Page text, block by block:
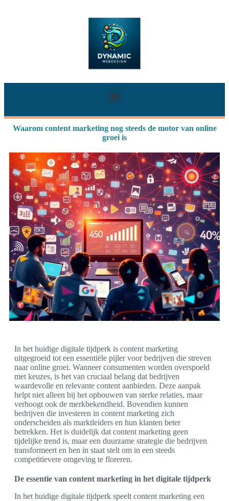
Waarom content marketing nog steeds de motor van online
groei is
In het huidige digitale tijdperk is content marketing
uitgegroeid tot een essentiële pijler voor bedrijven die streven
naar online groei. Wanneer consumenten worden overspoeld
met keuzes, is het van cruciaal belang dat bedrijven
waardevolle en relevante content aanbieden. Deze aanpak
helpt niet alleen bij het opbouwen van sterke relaties, maar
verhoogt ook de merkbekendheid. Bovendien kunnen
bedrijven die investeren in content marketing zich
onderscheiden als marktleiders en hun klanten beter
betrekken. Het is duidelijk dat content marketing geen
tijdelijke trend is, maar een duurzame strategie die bedrijven
transformeert en hen in staat stelt om in een steeds
competitievere omgeving te floreren.
De essentie van content marketing in het digitale tijdperk
In het huidige digitale tijdperk speelt content marketing een